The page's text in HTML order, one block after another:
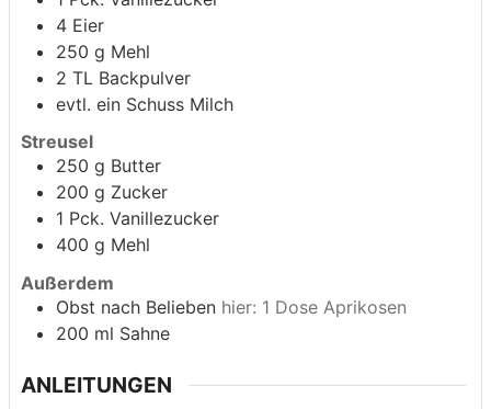
4 Eier
250 g Mehl
2 TL Backpulver
evtl. ein Schuss Milch
Streusel
250 g Butter
200 g Zucker
1 Pck. Vanillezucker
400 g Mehl
Außerdem
Obst nach Belieben hier: 1 Dose Aprikosen
200 ml Sahne
ANLEITUNGEN